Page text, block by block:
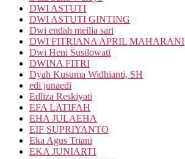
DWI ASTUTI
DWI ASTUTI GINTING
Dwi endah meilia sari
DWI FITRIANA APRIL MAHARANI
Dwi Heni Susilowati
DWINA FITRI
Dyah Kusuma Widhianti, SH
edi junaedi
Edliza Reskiyati
EFA LATIFAH
EHA JULAEHA
EIF SUPRIYANTO
Eka Agus Triani
EKA JUNIARTI